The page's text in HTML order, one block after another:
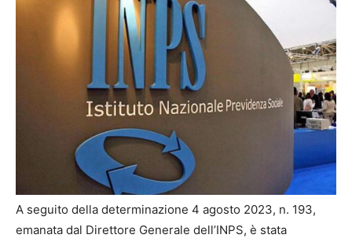
A seguito della determinazione 4 agosto 2023, n. 193,
emanata dal Direttore Generale dell’INPS, è stata